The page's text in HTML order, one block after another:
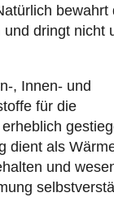
dringt nicht
für die
als
und